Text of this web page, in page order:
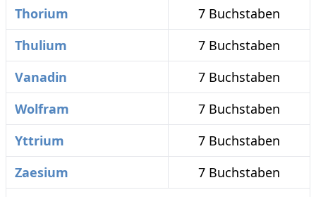
Thorium
7 Buchstaben
Thulium
7 Buchstaben
Vanadin
7 Buchstaben
Wolfram
7 Buchstaben
Yttrium
7 Buchstaben
Zaesium
7 Buchstaben